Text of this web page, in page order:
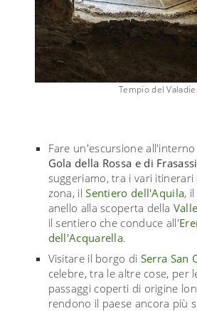
Tempio del
Fare un'escursione all'interno
Gola della Rossa e di Frasassi
suggeriamo, tra i vari
zona, ilSentiero dell'Aquila,
anello alla scoperta della
il sentiero che conduce all'
dell'Acquarella.
Visitare il borgo di Serra San
celebre, tra le altre cose, per
passaggi coperti di origine
rendono il paese ancora più